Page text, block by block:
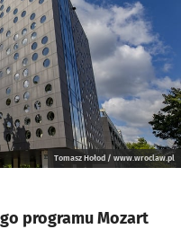
Tomasz Hołod / www.wroclaw.pl
programu Mozart